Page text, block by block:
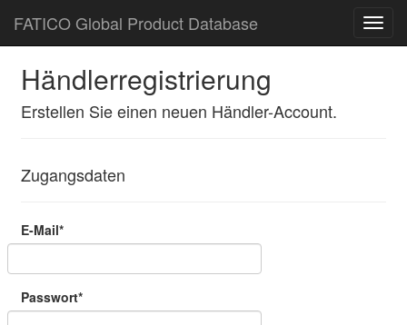
FATICO Global Product Database
Händlerregistrierung
Erstellen Sie einen neuen Händler-Account.
Zugangsdaten
E-Mail*
Passwort*